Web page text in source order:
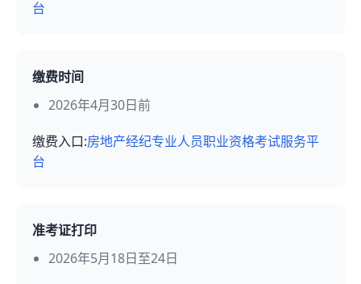
台
缴费时间
2026年4月30日前
缴费入口:房地产经纪专业人员职业资格考试服务平
台
准考证打印
2026年5月18日至24日